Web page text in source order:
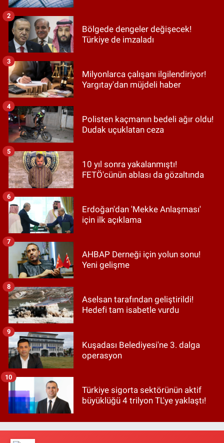
Bölgede dengeler değişecek!
Türkiye de imzaladı
2
Milyonlarca çalışanı ilgilendiriyor!
Yargıtay'dan müjdeli haber
3
Polisten kaçmanın bedeli ağır oldu!
Dudak uçuklatan ceza
4
10 yıl sonra yakalanmıştı!
FETÖ'cünün ablası da gözaltında
5
Erdoğan'dan 'Mekke Anlaşması'
için ilk açıklama
6
AHBAP Derneği için yolun sonu!
Yeni gelişme
7
Aselsan tarafından geliştirildi!
Hedefi tam isabetle vurdu
8
Kuşadası Belediyesi'ne 3. dalga
operasyon
9
Türkiye sigorta sektörünün aktif
büyüklüğü 4 trilyon TL'ye yaklaştı!
10